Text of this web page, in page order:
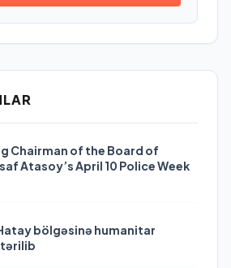
Chairman of the Board of
Atasoy’s April 10 Police Week
bölgəsinə humanitar